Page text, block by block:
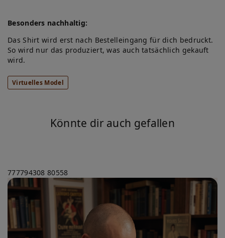
Besonders nachhaltig:
Das Shirt wird erst nach Bestelleingang für dich bedruckt.
So wird nur das produziert, was auch tatsächlich gekauft
wird.
Virtuelles Model
Könnte dir auch gefallen
777794308 80558